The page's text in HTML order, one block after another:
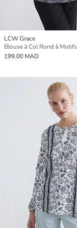
LCW Grace
Blouse à Col Rond à Motifs
199.00 MAD